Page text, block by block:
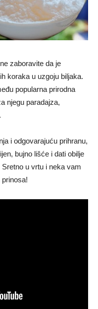
zaboravite da je
koraka u uzgoju biljaka.
popularna prirodna
njegu paradajza,
i odgovarajuću prihranu,
bujno lišće i dati obilje
u vrtu i neka vam